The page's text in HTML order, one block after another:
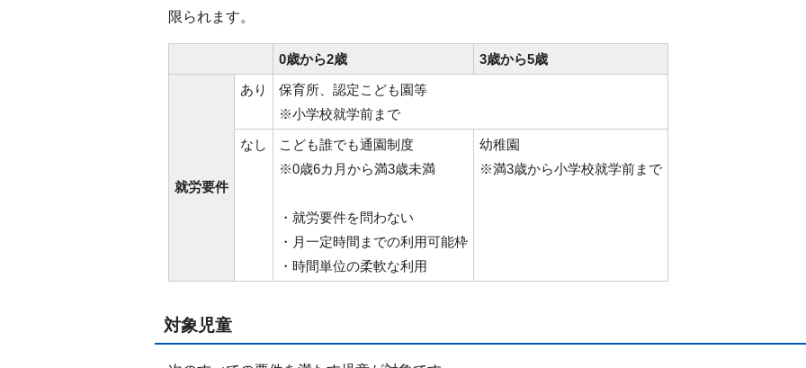
限られます。
0歳から2歳 3歳から5歳
就労要件
あり
保育所、認定こども園等
※小学校就学前まで
なし
こども誰でも通園制度
※0歳6カ月から満3歳未満
・就労要件を問わない
・月一定時間までの利用可能枠
・時間単位の柔軟な利用
幼稚園
※満3歳から小学校就学前まで
対象児童